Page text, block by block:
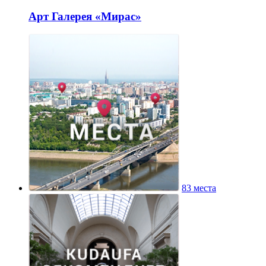
Арт Галерея «Мирас»
83 места